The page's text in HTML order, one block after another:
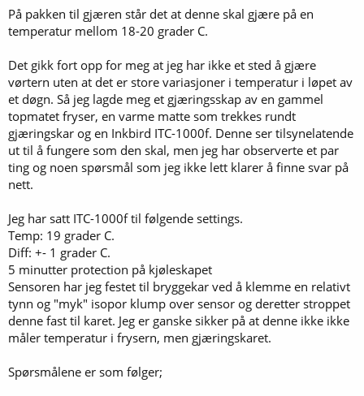
På pakken til gjæren står det at denne skal gjære på en
temperatur mellom 18-20 grader C.
Det gikk fort opp for meg at jeg har ikke et sted å gjære
vørtern uten at det er store variasjoner i temperatur i løpet av
et døgn. Så jeg lagde meg et gjæringsskap av en gammel
topmatet fryser, en varme matte som trekkes rundt
gjæringskar og en Inkbird ITC-1000f. Denne ser tilsynelatende
ut til å fungere som den skal, men jeg har observerte et par
ting og noen spørsmål som jeg ikke lett klarer å finne svar på
nett.
Jeg har satt ITC-1000f til følgende settings.
Temp: 19 grader C.
Diff: +- 1 grader C.
5 minutter protection på kjøleskapet
Sensoren har jeg festet til bryggekar ved å klemme en relativt
tynn og "myk" isopor klump over sensor og deretter stroppet
denne fast til karet. Jeg er ganske sikker på at denne ikke ikke
måler temperatur i frysern, men gjæringskaret.
Spørsmålene er som følger;